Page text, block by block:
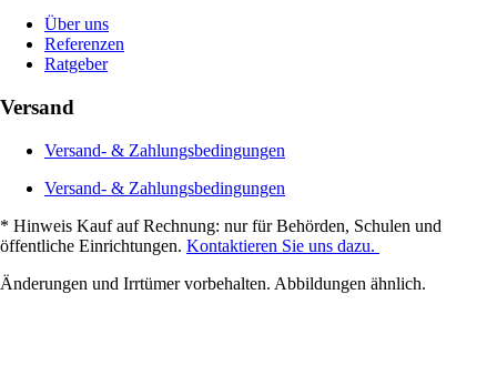
Über uns
Referenzen
Ratgeber
Versand
Versand- & Zahlungsbedingungen
Versand- & Zahlungsbedingungen
* Hinweis Kauf auf Rechnung: nur für Behörden, Schulen und
öffentliche Einrichtungen. Kontaktieren Sie uns dazu.
Änderungen und Irrtümer vorbehalten. Abbildungen ähnlich.